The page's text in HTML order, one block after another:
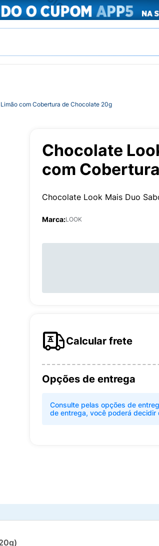
com Cobertura de Chocolate 20g
Chocolate
com
Chocolate Look Mais Duo
Marca:LOOK
Calcular frete
Opções de entrega
Consulte pelas opções de
de entrega, você poderá decidir